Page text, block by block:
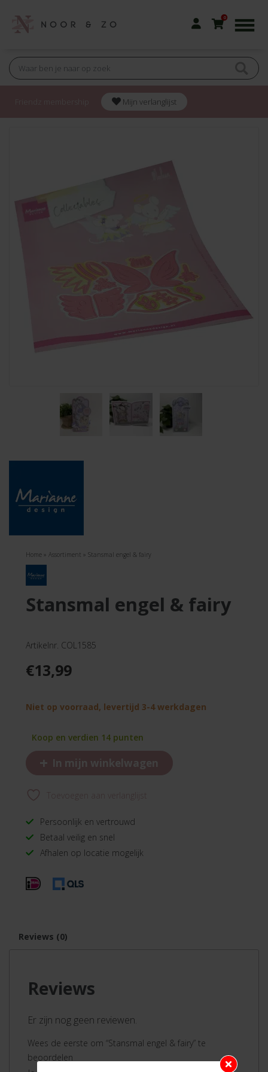
0
Mijn verlanglijst
Home » Assortiment » Stansmal engel & fairy
stansmal engel & fairy
Artikelnr. COL1585
€13,99
Niet op voorraad, levertijd 3-4 werkdagen
Koop en verdien 14 punten
+ In mijn winkelwagen
Persoonlijk en vertrouwd
Betaal veilig en snel
Afhalen op locatie mogelijk
Reviews (0)
Reviews
Er zijn nog geen reviewen.
Wees de eerste om “Stansmal engel & fairy” te
beoordelen